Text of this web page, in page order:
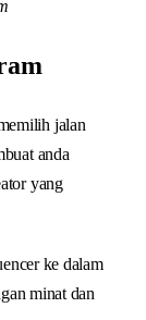
jalan
anda
yang
ke dalam
minat dan